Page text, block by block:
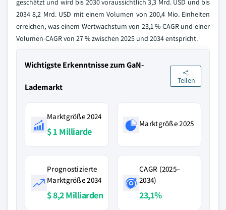
geschätzt und wird bis 2030 voraussichtlich 3,3 Mrd. USD und bis
2034 8,2 Mrd. USD mit einem Volumen von 200,4 Mio. Einheiten
erreichen, was einem Wertwachstum von 23,1 % CAGR und einer
Volumen-CAGR von 27 % zwischen 2025 und 2034 entspricht.
Wichtigste Erkenntnisse zum GaN-
Lademarkt
Teilen
Marktgröße 2024
$ 1 Milliarde
Marktgröße 2025
Prognostizierte
Marktgröße 2034
$ 8,2 Milliarden
CAGR (2025–
2034)
23,1%